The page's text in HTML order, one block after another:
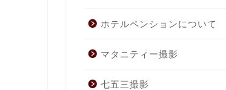
ホテルペンションについて
マタニティー撮影
七五三撮影